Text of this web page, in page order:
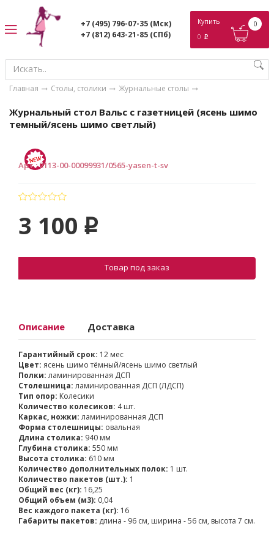
+7 (495) 796-07-35 (Мск)
+7 (812) 643-21-85 (СПб)
Купить
0 p
0
Главная Столы, столики Журнальные столы
Журнальный стол Вальс с газетницей (ясень шимо
темный/ясень шимо светлый)
Арт.:2113-00-00099931/0565-yasen-t-sv
3 100 p
Товар под заказ
Описание Доставка
Гарантийный срок: 12 мес
Цвет: ясень шимо тёмный/ясень шимо светлый
Полки: ламинированная ДСП
Столешница: ламинированная ДСП (ЛДСП)
Тип опор: Колесики
Количество колесиков: 4 шт.
Каркас, ножки: ламинированная ДСП
Форма столешницы: овальная
Длина столика: 940 мм
Глубина столика: 550 мм
Высота столика: 610 мм
Количество дополнительных полок: 1 шт.
Количество пакетов (шт.): 1
Общий вес (кг): 16,25
Общий объем (м3): 0,04
Вес каждого пакета (кг): 16
Габариты пакетов: длина - 96 см, ширина - 56 см, высота 7 см.